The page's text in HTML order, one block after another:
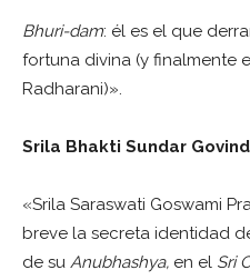
Bhuri-dam: él es el que
fortuna divina (y finalmente
Radharani)».
Srila Bhakti Sundar
«Srila Saraswati Goswami
breve la secreta identidad
de su Anubhashya, en el Sri